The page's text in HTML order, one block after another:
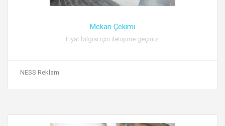
Mekan Çekimi
Fiyat bilgisi için iletişime geçiniz.
NESS Reklam